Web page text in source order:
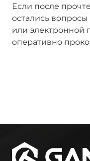
Если после
остались
или
оперативно